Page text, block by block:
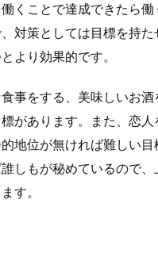
くことで達成できたら
対策としては目標を持
より効果的です。
事をする、美味しいお
があります。また、恋
地位が無ければ難しい
しもが秘めているので
す。